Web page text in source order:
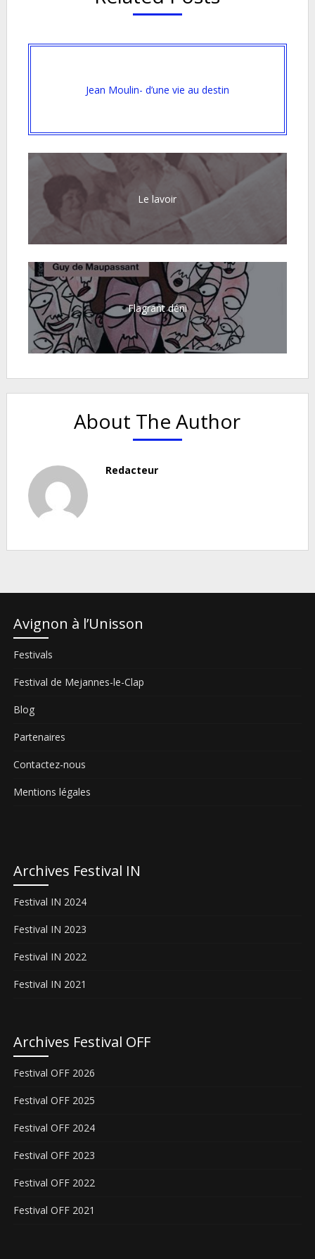
Jean Moulin- d’une vie au destin
Le lavoir
Flagrant déni
About The Author
Redacteur
Avignon à l’Unisson
Festivals
Festival de Mejannes-le-Clap
Blog
Partenaires
Contactez-nous
Mentions légales
Archives Festival IN
Festival IN 2024
Festival IN 2023
Festival IN 2022
Festival IN 2021
Archives Festival OFF
Festival OFF 2026
Festival OFF 2025
Festival OFF 2024
Festival OFF 2023
Festival OFF 2022
Festival OFF 2021